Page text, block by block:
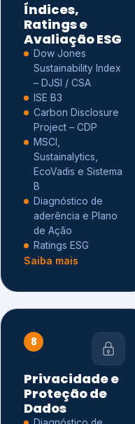
Índices,
Ratings e
Avaliação ESG
Dow Jones
Sustainability Index
– DJSI / CSA
ISE B3
Carbon Disclosure
Project – CDP
MSCI,
Sustainalytics,
EcoVadis e Sistema
B
Diagnóstico de
aderência e Plano
de Ação
Ratings ESG
Saiba mais
8
Privacidade e
Proteção de
Dados